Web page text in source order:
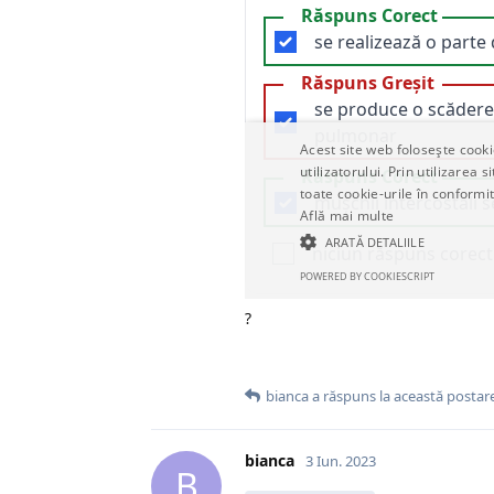
?
biancaa răspuns la această
bianca 3 Iun. 2023